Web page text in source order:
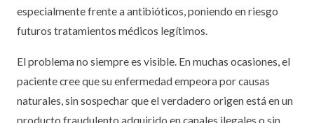
especialmente frente a antibióticos, poniendo en riesgo
futuros tratamientos médicos legítimos.
El problema no siempre es visible. En muchas ocasiones, el
paciente cree que su enfermedad empeora por causas
naturales, sin sospechar que el verdadero origen está en un
producto fraudulento adquirido en canales ilegales o sin